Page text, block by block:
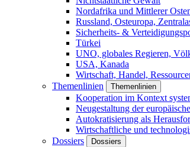
Nordafrika und Mittlerer
Russland, Osteuropa,
Sicherheits- &
Türkei
UNO, globales Regieren,
USA, Kanada
Wirtschaft, Handel,
Themenlinien
Themenlinien
Kooperation im Kontext
Neugestaltung der
Autokratisierung als
Wirtschaftliche und
Dossiers
Dossiers